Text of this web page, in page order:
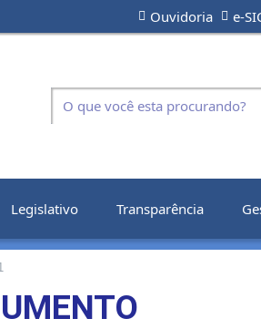
Ouvidoria e-
Legislativo Transparência